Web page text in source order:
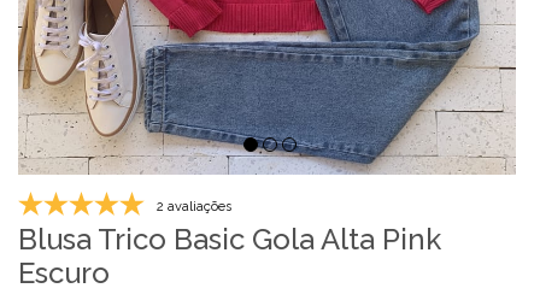
2 avaliações
Blusa Trico Basic Gola Alta Pink
Escuro